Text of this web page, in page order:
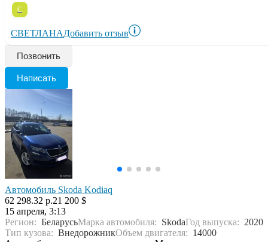
С
СВЕТЛАНАДобавить отзыв
Позвонить
Написать
Автомобиль Skoda Kodiaq
62 298.32 р.21 200 $
15 апреля, 3:13
Регион: БеларусьМарка автомобиля: SkodaГод выпуска: 2020
Тип кузова: ВнедорожникОбъем двигателя: 14000